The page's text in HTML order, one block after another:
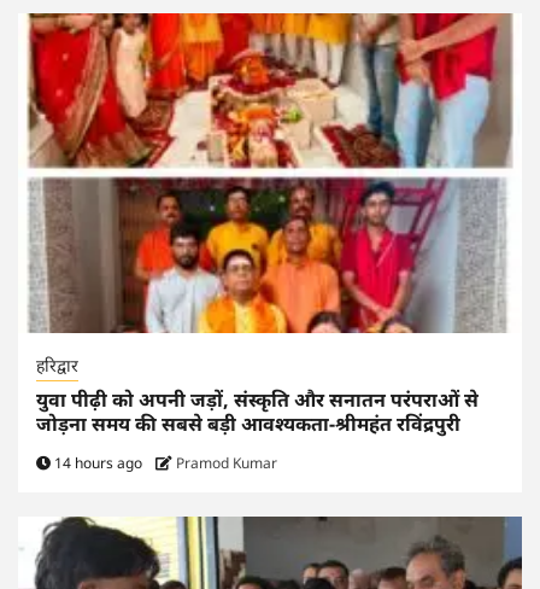
हरिद्वार
युवा पीढ़ी को अपनी जड़ों, संस्कृति और सनातन परंपराओं से
जोड़ना समय की सबसे बड़ी आवश्यकता-श्रीमहंत रविंद्रपुरी
14 hours ago Pramod Kumar